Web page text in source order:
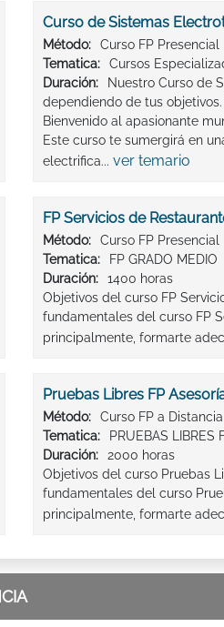
Curso de Sistemas
Método:
Curso FP Presencial
Tematica:
Cursos
Duración:
Nuestro Curso de
dependiendo de tus
Bienvenido al apasionante
Este curso te sumergirá en
electrifica... ver temario
FP Servicios de
Método:
Curso FP Presencial
Tematica:
FP GRADO MEDIO
Duración:
1400 horas
Objetivos del curso FP
fundamentales del curso FP
principalmente, formarte
Pruebas Libres FP
Método:
Curso FP a Distancia
Tematica:
PRUEBAS LIBRES
Duración:
2000 horas
Objetivos del curso Pruebas
fundamentales del curso
principalmente, formarte